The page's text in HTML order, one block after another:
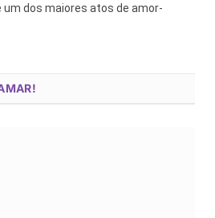
um dos maiores atos de amor-